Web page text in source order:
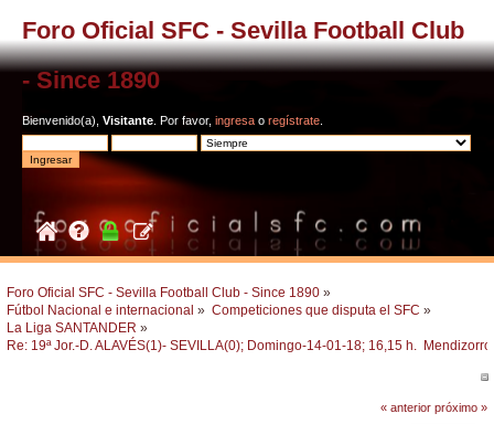
Foro Oficial SFC - Sevilla Football Club
- Since 1890
Bienvenido(a), Visitante . Por favor, ingresa o regístrate
Foro Oficial SFC - Sevilla Football Club - Since 1890 »
Fútbol Nacional e internacional » Competiciones que disputa el SFC »
La Liga SANTANDER »
Re: 19ª Jor.-D. ALAVÉS(1)- SEVILLA(0); Domingo-14-01-18; 16,15 h.
« anterior próximo »